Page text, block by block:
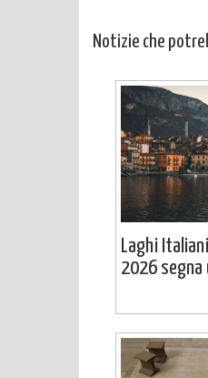
Notizie che
Laghi
2026 segna